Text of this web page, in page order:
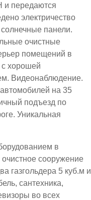
и передаются
электричество
панели.
очистные
помещений в
с хорошей
Видеонаблюдение.
на 35
подъезд по
Уникальная
в
сооружение
газгольдера 5 куб.м и
сантехника,
во всех